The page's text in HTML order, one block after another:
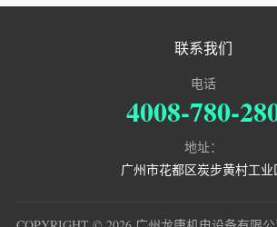
联系我们
电话
4008-780-
地址：
广州市花都区炭步黄村工业